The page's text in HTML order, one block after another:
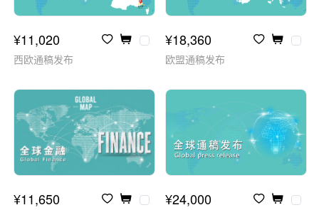
¥11,020
西欧通稿发布
¥18,360
欧盟通稿发布
¥11,650 ¥24,000